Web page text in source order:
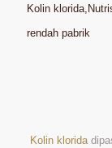
Kolin
rendah pabrik
Kolin klorida